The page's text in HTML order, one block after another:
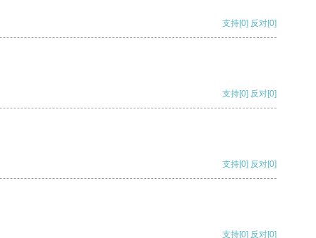
支持[0] 反对[0]
支持[0] 反对[0]
支持[0] 反对[0]
支持[0] 反对[0]